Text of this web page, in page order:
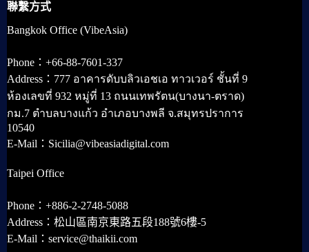
聯繫方式
Bangkok Office (VibeAsia)
Phone：+66-88-7601-337
Address：777 อาคารดับบลิวเอชเอ ทาวเวอร์ ชั้นที่ 9
ห้องเลขที่ 932 หมู่ที่ 13 ถนนเทพรัตน(บางนา-ตราด)
กม.7 ตำบลบางแก้ว อำเภอบางพลี จ.สมุทรปราการ
10540
E-Mail：Sicilia@vibeasiadigital.com
Taipei Office
Phone：+886-2-2748-5088
Address：松山區南京東路五段188號6樓-5
E-Mail：service@thaikii.com